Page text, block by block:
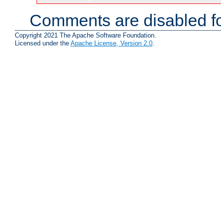
Comments are disabled
Copyright 2021 The Apache Software Foundation.
Licensed under the Apache License, Version 2.0.